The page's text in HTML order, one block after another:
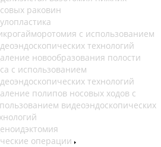
раковин
с использованием
технологий
новообразования полости
с использованием
технологий
полипов носовых ходов с
видеоэндоскопических
операции